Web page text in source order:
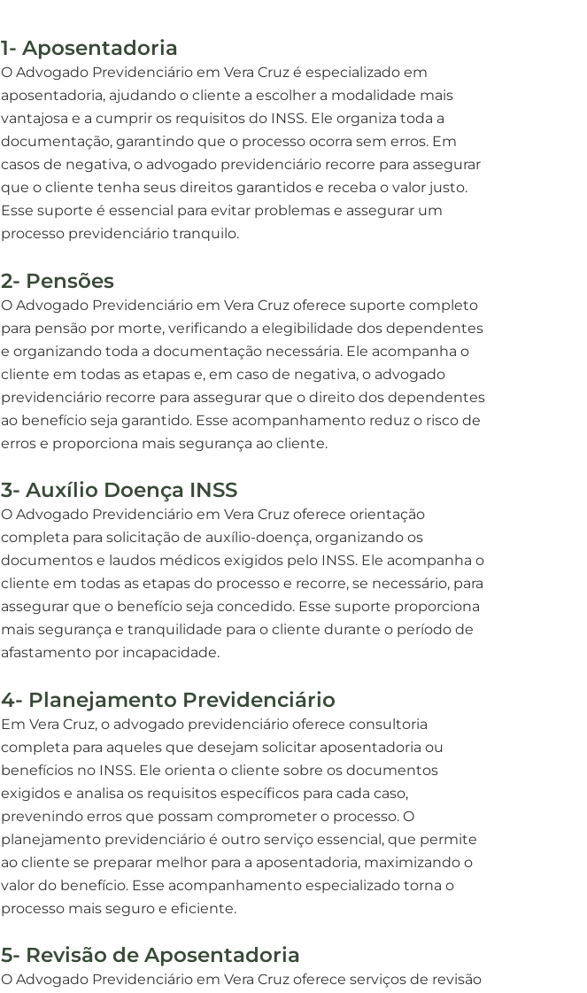
1- Aposentadoria
O Advogado Previdenciário em Vera Cruz é especializado em
aposentadoria, ajudando o cliente a escolher a modalidade mais
vantajosa e a cumprir os requisitos do INSS. Ele organiza toda a
documentação, garantindo que o processo ocorra sem erros. Em
casos de negativa, o advogado previdenciário recorre para assegurar
que o cliente tenha seus direitos garantidos e receba o valor justo.
Esse suporte é essencial para evitar problemas e assegurar um
processo previdenciário tranquilo.
2- Pensões
O Advogado Previdenciário em Vera Cruz oferece suporte completo
para pensão por morte, verificando a elegibilidade dos dependentes
e organizando toda a documentação necessária. Ele acompanha o
cliente em todas as etapas e, em caso de negativa, o advogado
previdenciário recorre para assegurar que o direito dos dependentes
ao benefício seja garantido. Esse acompanhamento reduz o risco de
erros e proporciona mais segurança ao cliente.
3- Auxílio Doença INSS
O Advogado Previdenciário em Vera Cruz oferece orientação
completa para solicitação de auxílio-doença, organizando os
documentos e laudos médicos exigidos pelo INSS. Ele acompanha o
cliente em todas as etapas do processo e recorre, se necessário, para
assegurar que o benefício seja concedido. Esse suporte proporciona
mais segurança e tranquilidade para o cliente durante o período de
afastamento por incapacidade.
4- Planejamento Previdenciário
Em Vera Cruz, o advogado previdenciário oferece consultoria
completa para aqueles que desejam solicitar aposentadoria ou
benefícios no INSS. Ele orienta o cliente sobre os documentos
exigidos e analisa os requisitos específicos para cada caso,
prevenindo erros que possam comprometer o processo. O
planejamento previdenciário é outro serviço essencial, que permite
ao cliente se preparar melhor para a aposentadoria, maximizando o
valor do benefício. Esse acompanhamento especializado torna o
processo mais seguro e eficiente.
5- Revisão de Aposentadoria
O Advogado Previdenciário em Vera Cruz oferece serviços de revisão